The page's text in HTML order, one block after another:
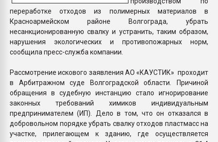
переработке отходов из полимерных материалов в
Красноармейском районе Волгограда, убрать
несанкционированную свалку и устранить, таким образом,
нарушения экологических и противопожарных норм,
сообщила пресс-служба компании.
Рассмотрение искового заявления АО «КАУСТИК» проходит
в Арбитражном суде Волгоградской области. Причиной
обращения в судебную инстанцию стало игнорирование
законных требований химиков индивидуальным
предпринимателем (ИП). Дело в том, что он отказался в
добровольном порядке убрать свалку отходов пластмасс на
участке, прилегающем к зданию, где осуществляется